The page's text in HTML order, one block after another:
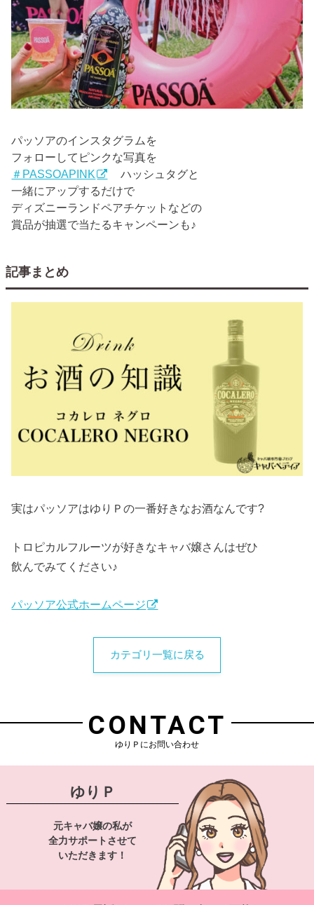
パッソアのインスタグラムを
フォローしてピンクな写真を
＃PASSOAPINK
ハッシュタグと
一緒にアップするだけで
ディズニーランドペアチケットなどの
賞品が抽選で当たるキャンペーンも♪
記事まとめ
実はパッソアはゆりＰの一番好きなお酒なんです?
トロピカルフルーツが好きなキャバ嬢さんはぜひ
飲んでみてください♪
パッソア公式ホームページ
カテゴリ一覧に戻る
CONTACT
ゆりＰにお問い合わせ
ゆりＰ
元キャバ嬢の私が
全力サポートさせて
いただきます！